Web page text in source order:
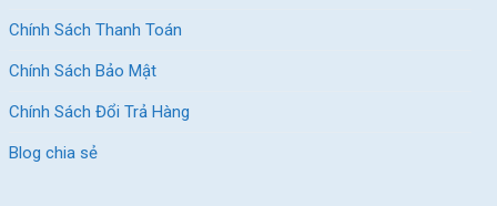
Chính Sách Thanh Toán
Chính Sách Bảo Mật
Chính Sách Đổi Trả Hàng
Blog chia sẻ